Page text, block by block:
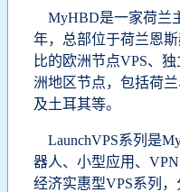
MyHBD是一家荷兰
年，总部位于荷兰恩
比的欧洲节点VPS、
洲地区节点，包括荷
及土耳其等。
LaunchVPS系列是
器人、小型应用、
经济实惠型VPS系列，